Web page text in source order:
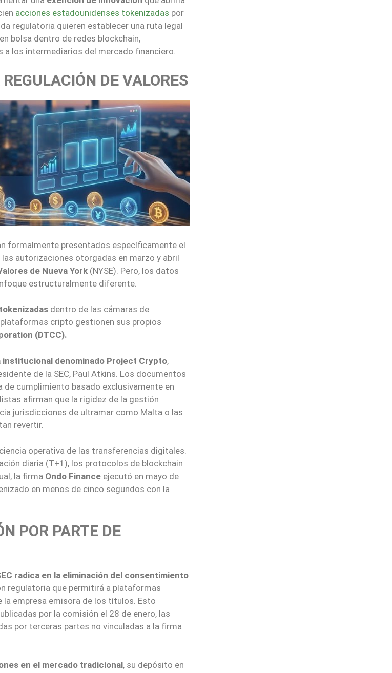
acciones estadounidenses tokenizadas por
regulatoria quieren establecer una ruta legal
bolsa dentro de redes blockchain,
los intermediarios del mercado financiero.
DE VALORES
formalmente presentados específicamente el
autorizaciones otorgadas en marzo y abril
de Nueva York (NYSE). Pero, los datos
estructuralmente diferente.
dentro de las cámaras de
cripto gestionen sus propios
(DTCC).
denominado Project Crypto,
de la SEC, Paul Atkins. Los documentos
cumplimiento basado exclusivamente en
afirman que la rigidez de la gestión
jurisdicciones de ultramar como Malta o las
revertir.
operativa de las transferencias digitales.
diaria (T+1), los protocolos de blockchain
la firma Ondo Finance ejecutó en mayo de
en menos de cinco segundos con la
POR PARTE DE
radica en la eliminación del consentimiento
regulatoria que permitirá a plataformas
la empresa emisora de los títulos. Esto
por la comisión el 28 de enero, las
por terceras partes no vinculadas a la firma
en el mercado tradicional, su depósito en